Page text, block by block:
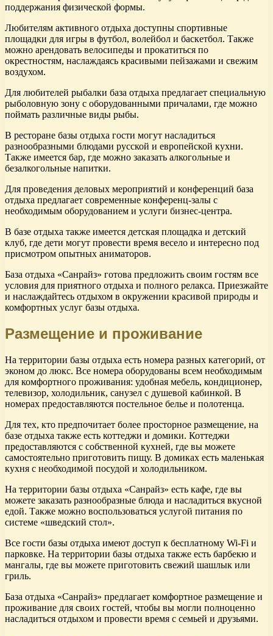
поддержания физической формы.
Любителям активного отдыха доступны спортивные
площадки для игры в футбол, волейбол и баскетбол. Также
можно арендовать велосипеды и прокатиться по
окрестностям, наслаждаясь красивыми пейзажами и свежим
воздухом.
Для любителей рыбалки база отдыха предлагает специальную
рыболовную зону с оборудованными причалами, где можно
поймать различные виды рыбы.
В ресторане базы отдыха гости могут насладиться
разнообразными блюдами русской и европейской кухни.
Также имеется бар, где можно заказать алкогольные и
безалкогольные напитки.
Для проведения деловых мероприятий и конференций база
отдыха предлагает современные конференц-залы с
необходимым оборудованием и услуги бизнес-центра.
В базе отдыха также имеется детская площадка и детский
клуб, где дети могут провести время весело и интересно под
присмотром опытных аниматоров.
База отдыха «Санрайз» готова предложить своим гостям все
условия для приятного отдыха и полного релакса. Приезжайте
и наслаждайтесь отдыхом в окружении красивой природы и
комфортных услуг базы отдыха.
Размещение и проживание
На территории базы отдыха есть номера разных категорий, от
эконом до люкс. Все номера оборудованы всем необходимым
для комфортного проживания: удобная мебель, кондиционер,
телевизор, холодильник, санузел с душевой кабинкой. В
номерах предоставляются постельное белье и полотенца.
Для тех, кто предпочитает более просторное размещение, на
базе отдыха также есть коттеджи и домики. Коттеджи
предоставляются с собственной кухней, где вы можете
самостоятельно приготовить пищу. В домиках есть маленькая
кухня с необходимой посудой и холодильником.
На территории базы отдыха «Санрайз» есть кафе, где вы
можете заказать разнообразные блюда и насладиться вкусной
едой. Также можно воспользоваться услугой питания по
системе «шведский стол».
Все гости базы отдыха имеют доступ к бесплатному Wi-Fi и
парковке. На территории базы отдыха также есть барбекю и
мангалы, где вы можете приготовить свежий шашлык или
гриль.
База отдыха «Санрайз» предлагает комфортное размещение и
проживание для своих гостей, чтобы вы могли полноценно
насладиться отдыхом и провести время с семьей и друзьями.